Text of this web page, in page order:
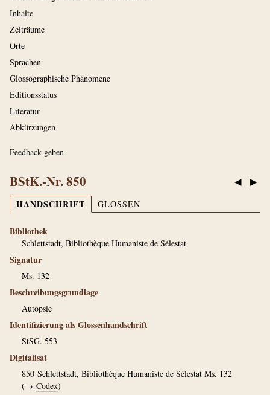
Inhalte
Zeiträume
Orte
Sprachen
Glossographische Phänomene
Editionsstatus
Literatur
Abkürzungen
Feedback geben
◀ ▶
BStK.-Nr. 850
HANDSCHRIFT GLOSSEN
Bibliothek
Schlettstadt, Bibliothèque Humaniste de Sélestat
Signatur
Ms. 132
Beschreibungsgrundlage
Autopsie
Identifizierung als Glossenhandschrift
StSG. 553
Digitalisat
850 Schlettstadt, Bibliothèque Humaniste de Sélestat Ms. 132
(→ Codex)